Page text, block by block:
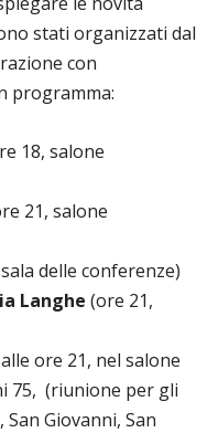
stati organizzati dal
con
programma:
18, salone
21, salone
delle conferenze)
Langhe (ore 21,
ore 21, nel salone
75, (riunione per gli
Giovanni, San